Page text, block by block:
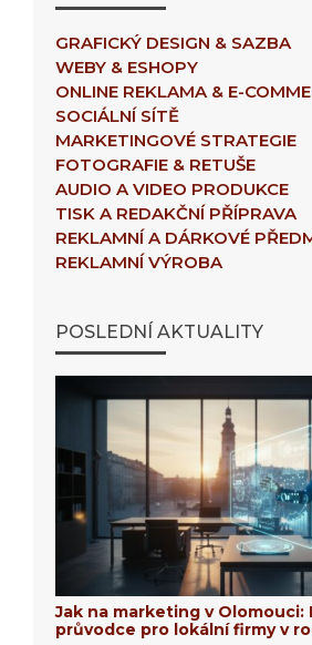
GRAFICKÝ DESIGN & SAZBA
WEBY & ESHOPY
ONLINE REKLAMA & E-
SOCIÁLNÍ SÍTĚ
MARKETINGOVÉ STRATEGIE
FOTOGRAFIE & RETUŠE
AUDIO A VIDEO PRODUKCE
TISK A REDAKČNÍ PŘÍPRAVA
REKLAMNÍ A DÁRKOVÉ
REKLAMNÍ VÝROBA
POSLEDNÍ AKTUALITY
Jak na marketing v Olomouci:
průvodce pro lokální firmy v